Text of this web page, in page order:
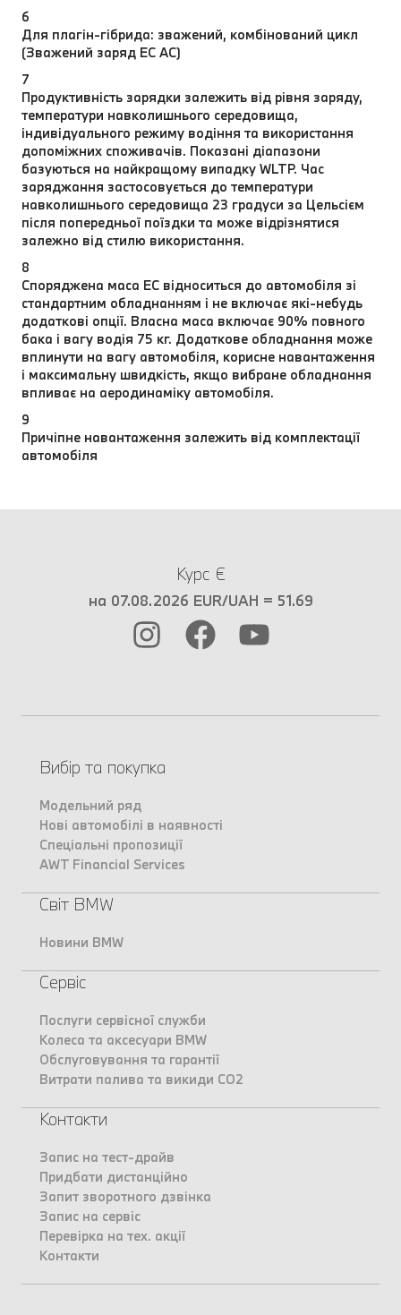
6
Для плагін-гібрида: зважений, комбінований цикл
(Зважений заряд EC AC)
7
Продуктивність зарядки залежить від рівня заряду,
температури навколишнього середовища,
індивідуального режиму водіння та використання
допоміжних споживачів. Показані діапазони
базуються на найкращому випадку WLTP. Час
заряджання застосовується до температури
навколишнього середовища 23 градуси за Цельсієм
після попередньої поїздки та може відрізнятися
залежно від стилю використання.
8
Споряджена маса EC відноситься до автомобіля зі
стандартним обладнанням і не включає які-небудь
додаткові опції. Власна маса включає 90% повного
бака і вагу водія 75 кг. Додаткове обладнання може
вплинути на вагу автомобіля, корисне навантаження
і максимальну швидкість, якщо вибране обладнання
впливає на аеродинаміку автомобіля.
9
Причіпне навантаження залежить від комплектації
автомобіля
Курс €
на 07.08.2026 EUR/UAH = 51.69
Вибір та покупка
Модельний ряд
Нові автомобілі в наявності
Спеціальні пропозиції
AWT Financial Services
Світ BMW
Новини BMW
Сервіс
Послуги сервісної служби
Колеса та аксесуари BMW
Обслуговування та гарантії
Витрати палива та викиди CO2
Контакти
Запис на тест-драйв
Придбати дистанційно
Запит зворотного дзвінка
Запис на сервіс
Перевірка на тех. акції
Контакти